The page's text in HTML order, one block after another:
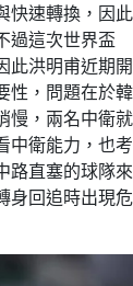
快速轉換，因此
過這次世界盃
此洪明甫近期開
性，問題在於韓
慢，兩名中衛就
中衛能力，也考
路直塞的球隊來
身回追時出現危